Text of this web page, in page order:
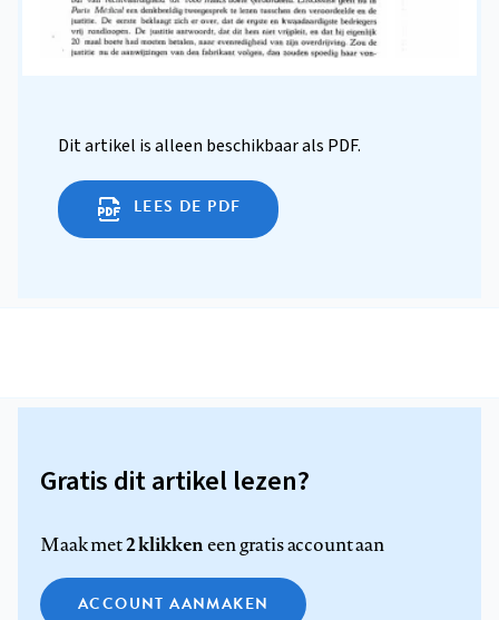
Dit artikel is alleen beschikbaar als PDF.
LEES DE PDF
Gratis dit artikel lezen?
Maak met2 klikkeneen gratis account aan
ACCOUNT AANMAKEN